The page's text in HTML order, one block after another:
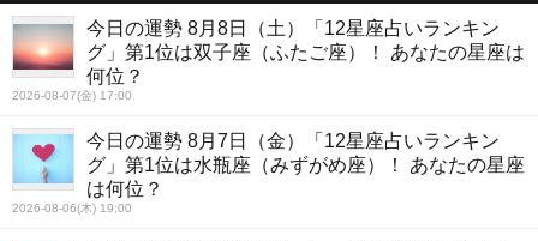
今日の運勢 8月8日（土）「12星座占いランキン
グ」第1位は双子座（ふたご座）！ あなたの星座は
何位？
2026-08-07(金) 17:00
今日の運勢 8月7日（金）「12星座占いランキン
グ」第1位は水瓶座（みずがめ座）！ あなたの星座
は何位？
2026-08-06(木) 19:00